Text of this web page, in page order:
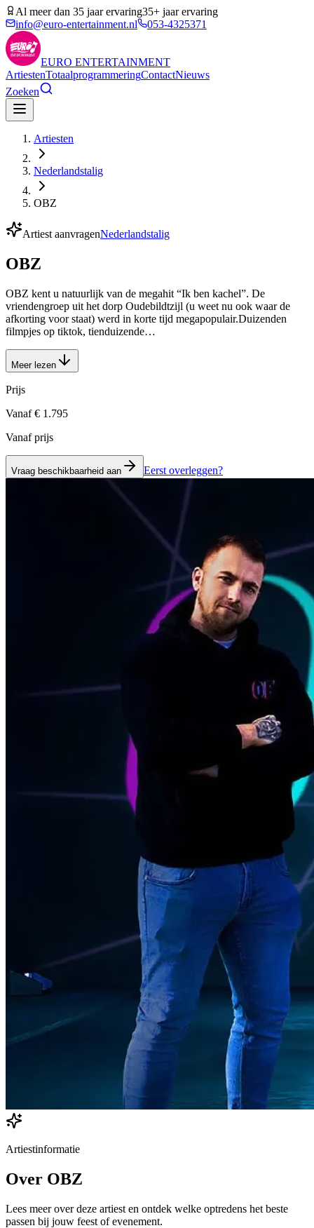
Al meer dan 35 jaar ervaring35+ jaar ervaring
info@euro-entertainment.nl
053-4325371
EURO ENTERTAINMENT
ArtiestenTotaalprogrammeringContactNieuws
Zoeken
Artiesten
Nederlandstalig
OBZ
Artiest aanvragenNederlandstalig
OBZ
OBZ kent u natuurlijk van de megahit “Ik ben kachel”. De
vriendengroep uit het dorp Oudebildtzijl (u weet nu ook waar de
afkorting voor staat) werd in korte tijd megapopulair.Duizenden
filmpjes op tiktok, tienduizende…
Meer lezen
Prijs
Vanaf € 1.795
Vanaf prijs
Vraag beschikbaarheid aan Eerst overleggen?
Artiestinformatie
Over OBZ
Lees meer over deze artiest en ontdek welke optredens het beste
passen bij jouw feest of evenement.